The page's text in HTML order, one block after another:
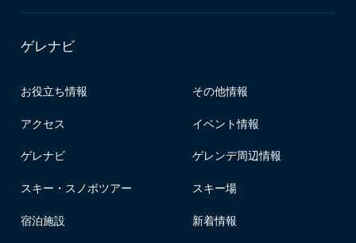
ゲレナビ
お役立ち情報 その他情報
アクセス イベント情報
ゲレナビ ゲレンデ周辺情報
スキー・スノボツアー スキー場
宿泊施設 新着情報